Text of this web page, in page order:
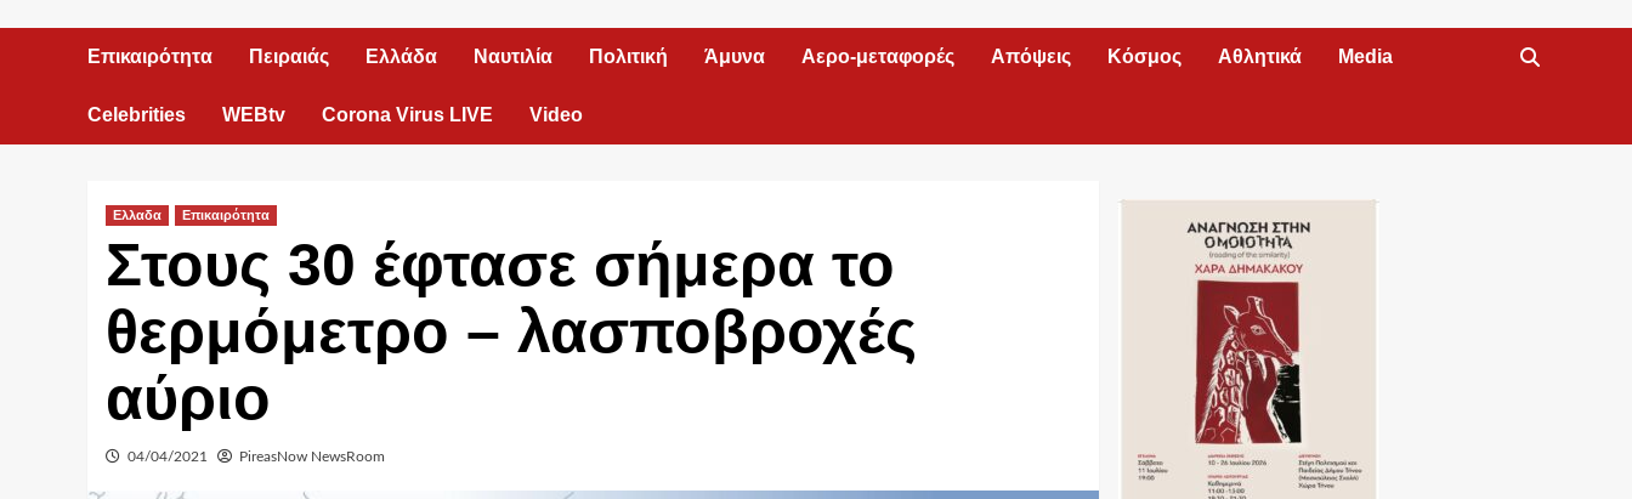
Επικαιρότητα Πειραιάς Ελλάδα Ναυτιλία Πολιτική Άμυνα Αερο-μεταφορές Απόψεις Κόσμος Αθλητικά Media
Celebrities WEBtv Corona Virus LIVE Video
Ελλαδα Επικαιρότητα
Στους 30 έφτασε σήμερα το
θερμόμετρο – λασποβροχές
αύριο
04/04/2021 PireasNow NewsRoom